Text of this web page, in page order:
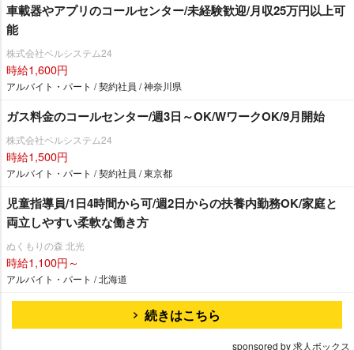
車載器やアプリのコールセンター/未経験歓迎/月収25万円以上可
能
株式会社ベルシステム24
時給1,600円
アルバイト・パート / 契約社員 / 神奈川県
ガス料金のコールセンター/週3日～OK/WワークOK/9月開始
株式会社ベルシステム24
時給1,500円
アルバイト・パート / 契約社員 / 東京都
児童指導員/1日4時間から可/週2日からの扶養内勤務OK/家庭と
両立しやすい柔軟な働き方
ぬくもりの森 北光
時給1,100円～
アルバイト・パート / 北海道
続きはこちら
sponsored by 求人ボックス